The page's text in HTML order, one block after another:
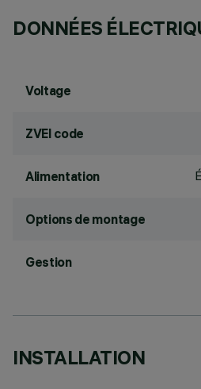
DONNÉES
Voltage
ZVEI code
Alimentation
Options de montage
Gestion
INSTALLATION